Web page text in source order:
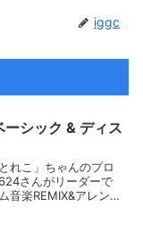
iggc
ーシック & ディス
れこ」ちゃんのプロ
さんがリーダーで
音楽REMIX&アレン